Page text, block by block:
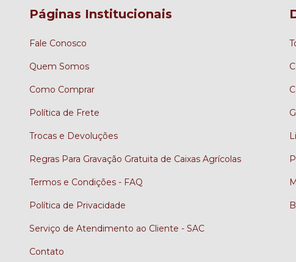
Páginas Institucionais
Fale Conosco
Quem Somos
Como Comprar
Política de Frete
Trocas e Devoluções
Regras Para Gravação Gratuita de Caixas Agrícolas
Termos e Condições - FAQ
Política de Privacidade
Serviço de Atendimento ao Cliente - SAC
Contato